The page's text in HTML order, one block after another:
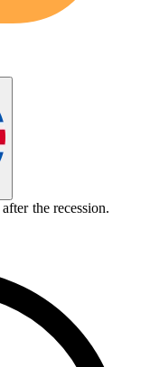
after the recession.